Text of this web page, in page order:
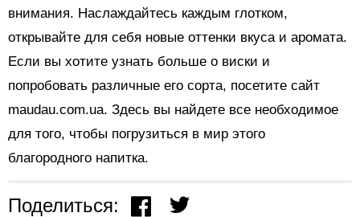
внимания. Наслаждайтесь каждым глотком,
открывайте для себя новые оттенки вкуса и аромата.
Если вы хотите узнать больше о виски и
попробовать различные его сорта, посетите сайт
maudau.com.ua. Здесь вы найдете все необходимое
для того, чтобы погрузиться в мир этого
благородного напитка.
Поделиться: